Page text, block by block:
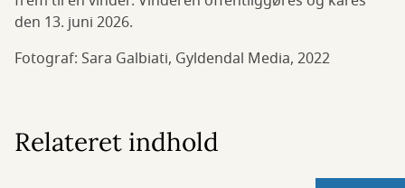
den 13. juni 2026.
Fotograf: Sara Galbiati, Gyldendal Media, 2022
Relateret indhold